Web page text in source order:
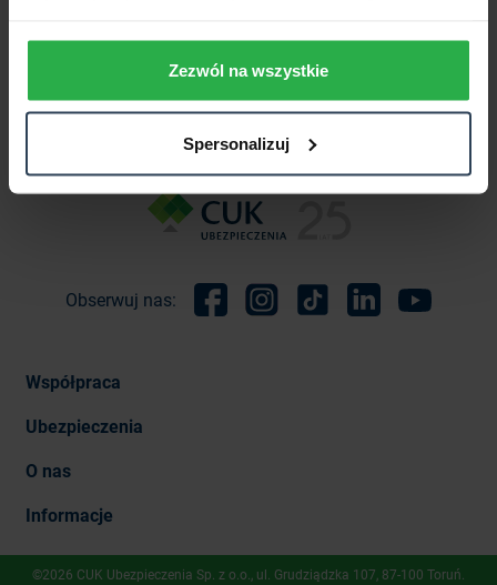
Zezwól na wszystkie
Spersonalizuj
2014-03-25
Obserwuj nas:
Współpraca
Ubezpieczenia
O nas
Informacje
©2026 CUK Ubezpieczenia Sp. z o.o., ​ul. Grudziądzka 107, 87-100 Toruń.